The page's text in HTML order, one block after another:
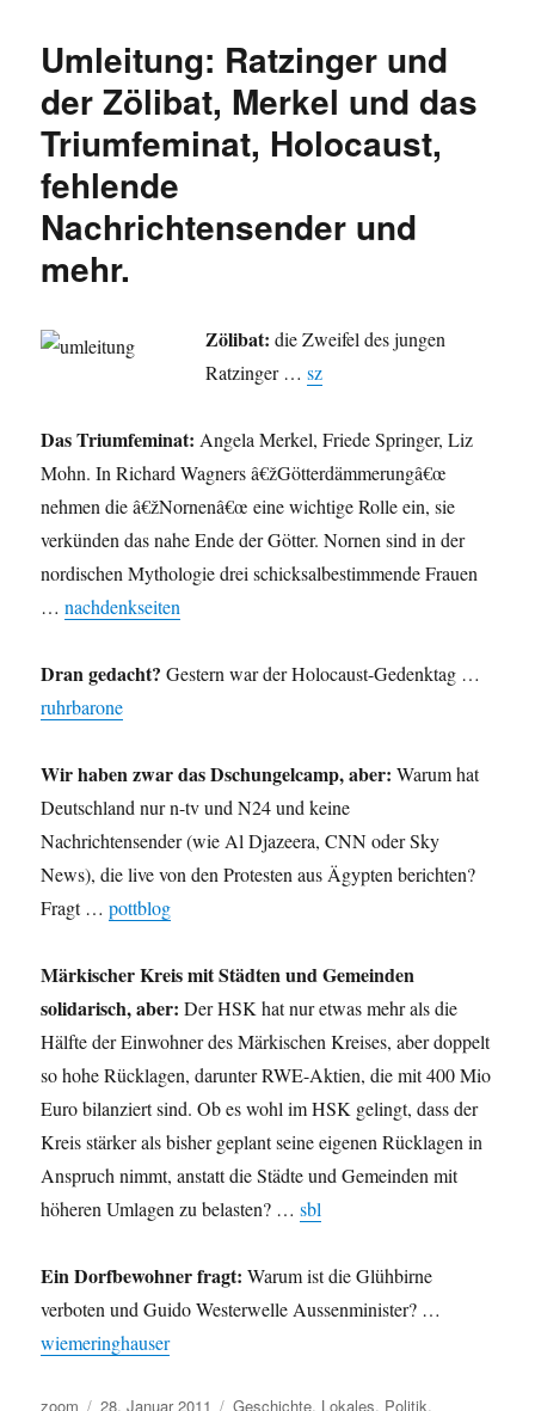
Freundin,
Grundkurs
für
Revolutionäre,
Geld
Automat
und
Umleitung: Ratzinger und
der Zölibat, Merkel und das
Triumfeminat, Holocaust,
fehlende
Nachrichtensender und
mehr.
Zölibat: die Zweifel des jungen
Ratzinger …sz
Das Triumfeminat:Angela Merkel, Friede Springer, Liz
Mohn. In Richard Wagners â€žGötterdämmerungâ€œ
nehmen die â€žNornenâ€œ eine wichtige Rolle ein, sie
verkünden das nahe Ende der Götter. Nornen sind in der
nordischen Mythologie drei schicksalbestimmende Frauen
…nachdenkseiten
Dran gedacht? Gestern war der Holocaust-Gedenktag …
ruhrbarone
Wir haben zwar das Dschungelcamp, aber: Warum hat
Deutschland nur n-tv und N24 und keine
Nachrichtensender (wie Al Djazeera, CNN oder Sky
News), die live von den Protesten aus Ägypten berichten?
Fragt …pottblog
Märkischer Kreis mit Städten und Gemeinden
solidarisch, aber: Der HSK hat nur etwas mehr als die
Hälfte der Einwohner des Märkischen Kreises, aber doppelt
so hohe Rücklagen, darunter RWE-Aktien, die mit 400 Mio
Euro bilanziert sind. Ob es wohl im HSK gelingt, dass der
Kreis stärker als bisher geplant seine eigenen Rücklagen in
Anspruch nimmt, anstatt die Städte und Gemeinden mit
höheren Umlagen zu belasten? …sbl
Ein Dorfbewohner fragt: Warum ist die Glühbirne
verboten und Guido Westerwelle Aussenminister? …
wiemeringhauser
Autor
zoom Veröffentlicht
28. Januar 2011 Kategorien
Geschichte, Lokales, Politik,